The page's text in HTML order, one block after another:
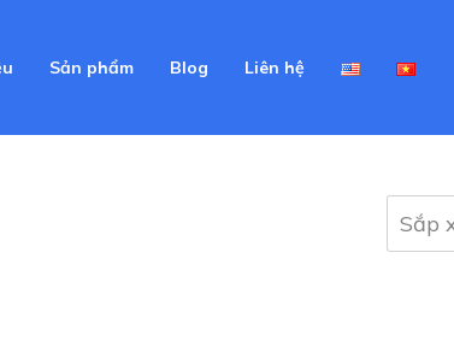
Sản phẩm Blog Liên hệ